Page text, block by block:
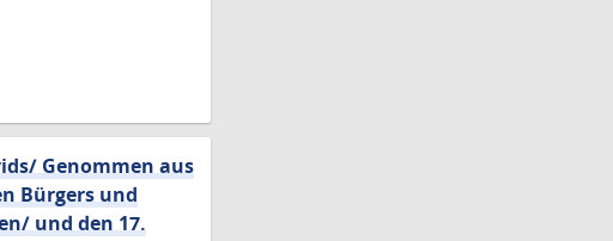
Genommen aus
Bürgers und
und den 17.